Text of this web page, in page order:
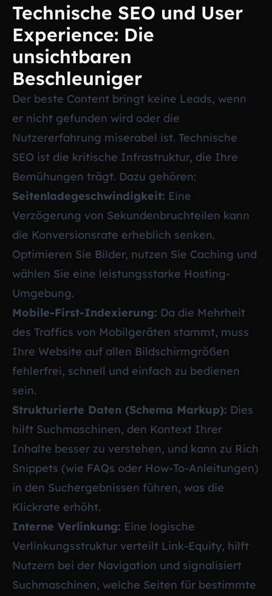
Technische SEO und User
Experience: Die
unsichtbaren
Beschleuniger
Der beste Content bringt keine Leads, wenn
er nicht gefunden wird oder die
Nutzererfahrung miserabel ist. Technische
SEO ist die kritische Infrastruktur, die Ihre
Bemühungen trägt. Dazu gehören:
Seitenladegeschwindigkeit: Eine
Verzögerung von Sekundenbruchteilen kann
die Konversionsrate erheblich senken.
Optimieren Sie Bilder, nutzen Sie Caching und
wählen Sie eine leistungsstarke Hosting-
Umgebung.
Mobile-First-Indexierung: Da die Mehrheit
des Traffics von Mobilgeräten stammt, muss
Ihre Website auf allen Bildschirmgrößen
fehlerfrei, schnell und einfach zu bedienen
sein.
Strukturierte Daten (Schema Markup): Dies
hilft Suchmaschinen, den Kontext Ihrer
Inhalte besser zu verstehen, und kann zu Rich
Snippets (wie FAQs oder How-To-Anleitungen)
in den Suchergebnissen führen, was die
Klickrate erhöht.
Interne Verlinkung: Eine logische
Verlinkungsstruktur verteilt Link-Equity, hilft
Nutzern bei der Navigation und signalisiert
Suchmaschinen, welche Seiten für bestimmte